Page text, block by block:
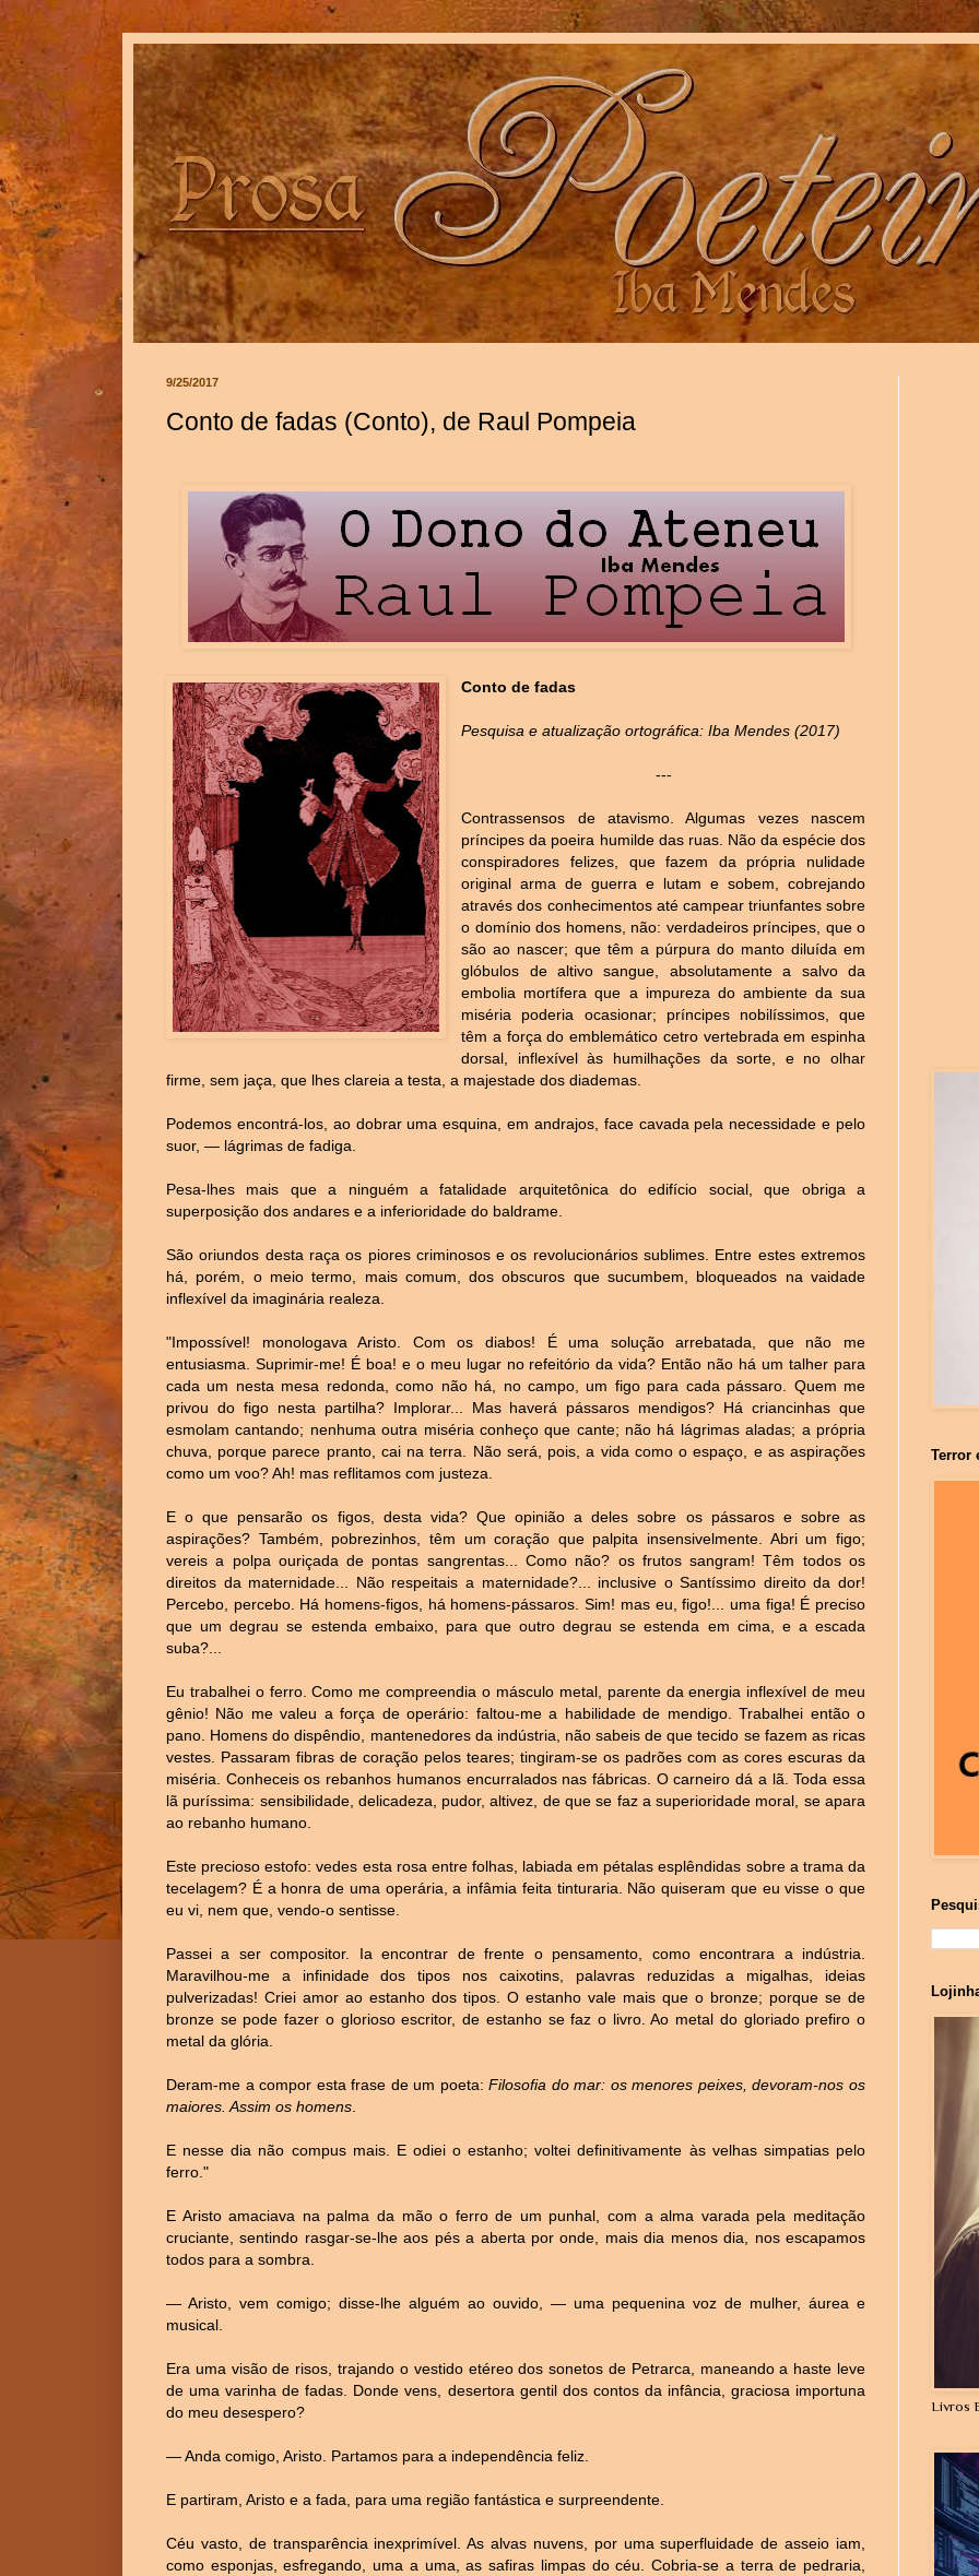
9/25/2017
Conto de fadas (Conto), de Raul Pompeia
Conto de fadas
Pesquisa e atualização ortográfica: Iba Mendes (2017)
---
Contrassensos de atavismo. Algumas vezes nascem
príncipes da poeira humilde das ruas. Não da espécie dos
conspiradores felizes, que fazem da própria nulidade
original arma de guerra e lutam e sobem, cobrejando
através dos conhecimentos até campear triunfantes sobre
o domínio dos homens, não: verdadeiros príncipes, que o
são ao nascer; que têm a púrpura do manto diluída em
glóbulos de altivo sangue, absolutamente a salvo da
embolia mortífera que a impureza do ambiente da sua
miséria poderia ocasionar; príncipes nobilíssimos, que
têm a força do emblemático cetro vertebrada em espinha
dorsal, inflexível às humilhações da sorte, e no olhar
firme, sem jaça, que lhes clareia a testa, a majestade dos diademas.
Podemos encontrá-los, ao dobrar uma esquina, em andrajos, face cavada pela necessidade e pelo
suor, — lágrimas de fadiga.
Pesa-lhes mais que a ninguém a fatalidade arquitetônica do edifício social, que obriga a
superposição dos andares e a inferioridade do baldrame.
São oriundos desta raça os piores criminosos e os revolucionários sublimes. Entre estes extremos
há, porém, o meio termo, mais comum, dos obscuros que sucumbem, bloqueados na vaidade
inflexível da imaginária realeza.
"Impossível! monologava Aristo. Com os diabos! É uma solução arrebatada, que não me
entusiasma. Suprimir-me! É boa! e o meu lugar no refeitório da vida? Então não há um talher para
cada um nesta mesa redonda, como não há, no campo, um figo para cada pássaro. Quem me
privou do figo nesta partilha? Implorar... Mas haverá pássaros mendigos? Há criancinhas que
esmolam cantando; nenhuma outra miséria conheço que cante; não há lágrimas aladas; a própria
chuva, porque parece pranto, cai na terra. Não será, pois, a vida como o espaço, e as aspirações
como um voo? Ah! mas reflitamos com justeza.
E o que pensarão os figos, desta vida? Que opinião a deles sobre os pássaros e sobre as
aspirações? Também, pobrezinhos, têm um coração que palpita insensivelmente. Abri um figo;
vereis a polpa ouriçada de pontas sangrentas... Como não? os frutos sangram! Têm todos os
direitos da maternidade... Não respeitais a maternidade?... inclusive o Santíssimo direito da dor!
Percebo, percebo. Há homens-figos, há homens-pássaros. Sim! mas eu, figo!... uma figa! É preciso
que um degrau se estenda embaixo, para que outro degrau se estenda em cima, e a escada
suba?...
Eu trabalhei o ferro. Como me compreendia o másculo metal, parente da energia inflexível de meu
gênio! Não me valeu a força de operário: faltou-me a habilidade de mendigo. Trabalhei então o
pano. Homens do dispêndio, mantenedores da indústria, não sabeis de que tecido se fazem as ricas
vestes. Passaram fibras de coração pelos teares; tingiram-se os padrões com as cores escuras da
miséria. Conheceis os rebanhos humanos encurralados nas fábricas. O carneiro dá a lã. Toda essa
lã puríssima: sensibilidade, delicadeza, pudor, altivez, de que se faz a superioridade moral, se apara
ao rebanho humano.
Este precioso estofo: vedes esta rosa entre folhas, labiada em pétalas esplêndidas sobre a trama da
tecelagem? É a honra de uma operária, a infâmia feita tinturaria. Não quiseram que eu visse o que
eu vi, nem que, vendo-o sentisse.
Passei a ser compositor. Ia encontrar de frente o pensamento, como encontrara a indústria.
Maravilhou-me a infinidade dos tipos nos caixotins, palavras reduzidas a migalhas, ideias
pulverizadas! Criei amor ao estanho dos tipos. O estanho vale mais que o bronze; porque se de
bronze se pode fazer o glorioso escritor, de estanho se faz o livro. Ao metal do gloriado prefiro o
metal da glória.
Deram-me a compor esta frase de um poeta:Filosofia do mar: os menores peixes, devoram-nos os
maiores. Assim os homens
E nesse dia não compus mais. E odiei o estanho; voltei definitivamente às velhas simpatias pelo
ferro."
E Aristo amaciava na palma da mão o ferro de um punhal, com a alma varada pela meditação
cruciante, sentindo rasgar-se-lhe aos pés a aberta por onde, mais dia menos dia, nos escapamos
todos para a sombra.
— Aristo, vem comigo; disse-lhe alguém ao ouvido, — uma pequenina voz de mulher, áurea e
musical.
Era uma visão de risos, trajando o vestido etéreo dos sonetos de Petrarca, maneando a haste leve
de uma varinha de fadas. Donde vens, desertora gentil dos contos da infância, graciosa importuna
do meu desespero?
— Anda comigo, Aristo. Partamos para a independência feliz.
E partiram, Aristo e a fada, para uma região fantástica e surpreendente.
Céu vasto, de transparência inexprimível. As alvas nuvens, por uma superfluidade de asseio iam,
como esponjas, esfregando, uma a uma, as safiras limpas do céu. Cobria-se a terra de pedraria,
Terror
Livros